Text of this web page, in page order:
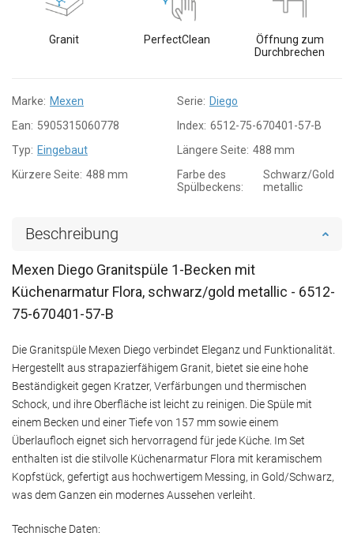
Granit PerfectClean
Öffnung zum
Durchbrechen
Marke: Mexen Serie: Diego
Ean: 5905315060778 Index: 6512-75-670401-57-B
Typ: Eingebaut Längere Seite: 488 mm
Kürzere Seite: 488 mm
Farbe des
Spülbeckens:
Schwarz/Gold
metallic
Beschreibung
Mexen Diego Granitspüle 1-Becken mit
Küchenarmatur Flora, schwarz/gold metallic - 6512-
75-670401-57-B
Die Granitspüle Mexen Diego verbindet Eleganz und Funktionalität.
Hergestellt aus strapazierfähigem Granit, bietet sie eine hohe
Beständigkeit gegen Kratzer, Verfärbungen und thermischen
Schock, und ihre Oberfläche ist leicht zu reinigen. Die Spüle mit
einem Becken und einer Tiefe von 157 mm sowie einem
Überlaufloch eignet sich hervorragend für jede Küche. Im Set
enthalten ist die stilvolle Küchenarmatur Flora mit keramischem
Kopfstück, gefertigt aus hochwertigem Messing, in Gold/Schwarz,
was dem Ganzen ein modernes Aussehen verleiht.
Technische Daten: